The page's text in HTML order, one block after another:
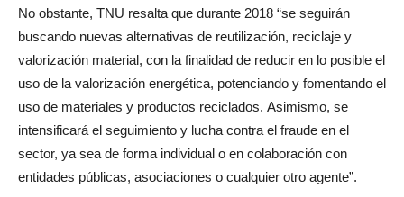
No obstante, TNU resalta que durante 2018 “se seguirán
buscando nuevas alternativas de reutilización, reciclaje y
valorización material, con la finalidad de reducir en lo posible el
uso de la valorización energética, potenciando y fomentando el
uso de materiales y productos reciclados. Asimismo, se
intensificará el seguimiento y lucha contra el fraude en el
sector, ya sea de forma individual o en colaboración con
entidades públicas, asociaciones o cualquier otro agente”.